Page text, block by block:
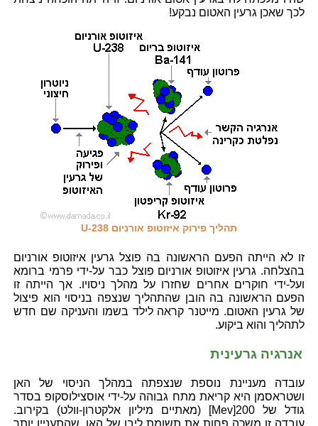
לכך שאכן גרעין האטום נבקע!
תהליך פירוק איזוטופ אורניום U-238
זו לא הייתה הפעם הראשונה בה פוצל גרעין איזוטופ אורניום
בהצלחה. גרעין איזוטופ אורניום פוצל כבר על-ידי פרמי ברומא
ועל-ידי חוקרים אחרים שחזרו על מהלך ניסויו. אך הייתה זו
הפעם הראשונה בה הובן שהתהליך שנצפה בניסוי הוא פיצול
של גרעין האטום. מייטנר קראה לילד בשמו והעניקה שם חדש
לתהליך והוא ביקוע.
אנרגיה גרעינית
עובדה מעניינת נוספת שנצפתה במהלך הניסוי של האן
ושטראסמן היא קריאת מתח גבוהה על-ידי אוסצילוסקופ בסדר
גודל של 200[Mev] (מאתיים מיליון אלקטרון-וולט) בקירוב.
עובדה זו משכה פחות את תשומת ליבו של האן, שהתעניין יותר